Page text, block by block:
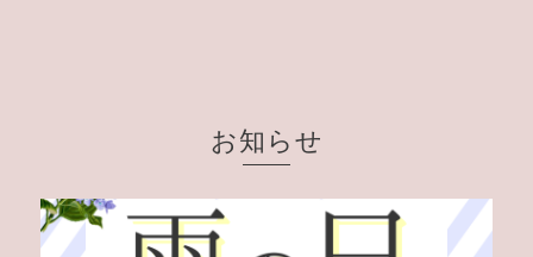
お知らせ